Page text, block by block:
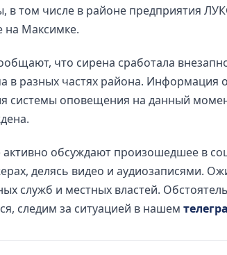
в том числе в районе предприятия
на Максимке.
что сирена сработала
в разных частях района. Информация
системы оповещения на данный
обсуждают произошедшее в
делясь видео и аудиозаписями.
служб и местных властей.
следим за ситуацией в нашем